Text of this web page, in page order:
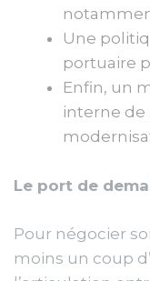
Une
portuaire
Enfin, un
interne de
Le port de
Pour négocier
moins un coup